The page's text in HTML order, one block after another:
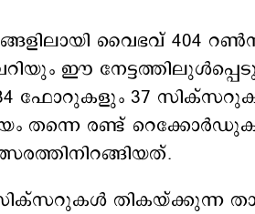
വൈഭവ് 404 റണ്‍സ്
ഈ
ഫോറുകളും 37
തന്നെ രണ്ട്
സിക്‌സറുകൾ തികയ്ക്കുന്ന